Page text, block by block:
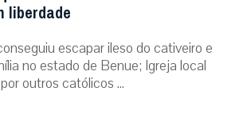
liberdade
escapar ileso do cativeiro e
no estado de Benue; Igreja local
outros católicos ...